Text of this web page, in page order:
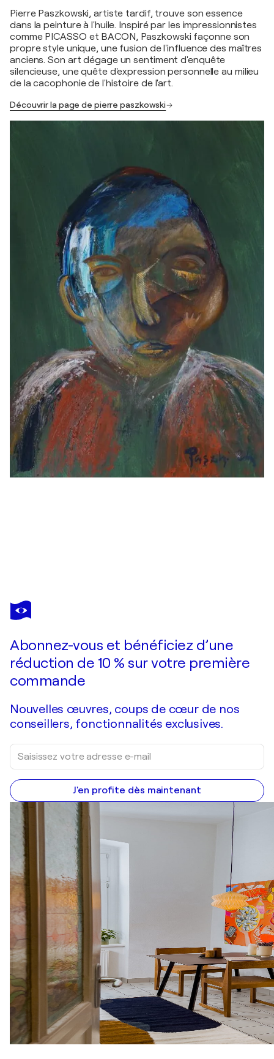
Pierre Paszkowski, artiste tardif, trouve son essence
dans la peinture à l'huile. Inspiré par les impressionnistes
comme PICASSO et BACON, Paszkowski façonne son
propre style unique, une fusion de l'influence des maîtres
anciens. Son art dégage un sentiment d'enquête
silencieuse, une quête d'expression personnelle au milieu
de la cacophonie de l'histoire de l'art.
Découvrir la page de pierre paszkowski
PIERRE PASZKOWSKI
Aphrodite's gate 2017-1
Abonnez-vous et bénéficiez d’une
réduction de 10 % sur votre première
commande
Nouvelles œuvres, coups de cœur de nos
conseillers, fonctionnalités exclusives.
J'en profite dès maintenant